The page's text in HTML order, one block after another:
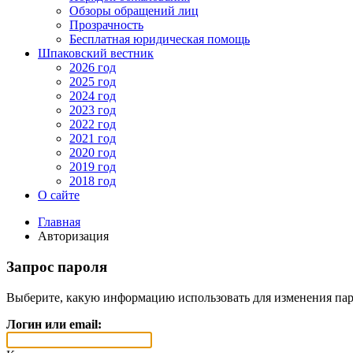
Обзоры обращений лиц
Прозрачность
Бесплатная юридическая помощь
Шпаковский вестник
2026 год
2025 год
2024 год
2023 год
2022 год
2021 год
2020 год
2019 год
2018 год
О сайте
Главная
Авторизация
Запрос пароля
Выберите, какую информацию использовать для изменения
Логин или email: